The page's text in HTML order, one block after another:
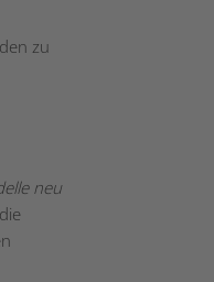
zu
neu